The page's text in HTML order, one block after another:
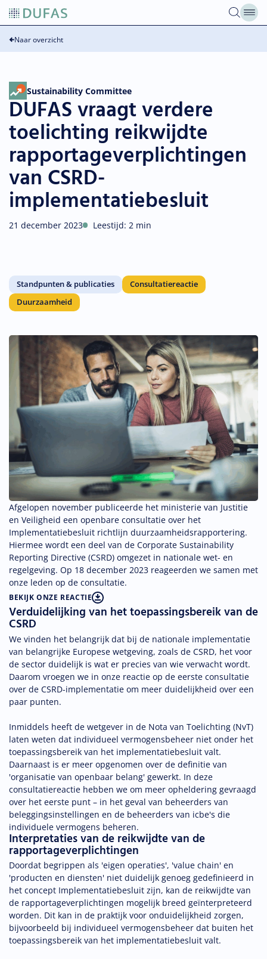
Overslaan
naar
inhoudNaar overzicht
Sustainability Committee
DUFAS vraagt verdere
toelichting reikwijdte
rapportageverplichtingen
van CSRD-
implementatiebesluit
21 december 2023 Leestijd: 2 min
Standpunten & publicaties
Consultatiereactie
Duurzaamheid
Afgelopen november publiceerde het ministerie van Justitie
en Veiligheid een openbare consultatie over het
Implementatiebesluit richtlijn duurzaamheidsrapportering.
Hiermee wordt een deel van de Corporate Sustainability
Reporting Directive (CSRD) omgezet in nationale wet- en
regelgeving. Op 18 december 2023 reageerden we samen met
onze leden op de consultatie.
BEKIJK ONZE REACTIE
Verduidelijking van het toepassingsbereik van de
CSRD
We vinden het belangrijk dat bij de nationale implementatie
van belangrijke Europese wetgeving, zoals de CSRD, het voor
de sector duidelijk is wat er precies van wie verwacht wordt.
Daarom vroegen we in onze reactie op de eerste consultatie
over de CSRD-implementatie om meer duidelijkheid over een
paar punten.
Inmiddels heeft de wetgever in de Nota van Toelichting (NvT)
laten weten dat individueel vermogensbeheer niet onder het
toepassingsbereik van het implementatiebesluit valt.
Daarnaast is er meer opgenomen over de definitie van
'organisatie van openbaar belang' gewerkt. In deze
consultatiereactie hebben we om meer opheldering gevraagd
over het eerste punt – in het geval van beheerders van
beleggingsinstellingen en de beheerders van icbe's die
individuele vermogens beheren.
Interpretaties van de reikwijdte van de
rapportageverplichtingen
Doordat begrippen als 'eigen operaties', 'value chain' en
'producten en diensten' niet duidelijk genoeg gedefinieerd in
het concept Implementatiebesluit zijn, kan de reikwijdte van
de rapportageverplichtingen mogelijk breed geïnterpreteerd
worden. Dit kan in de praktijk voor onduidelijkheid zorgen,
bijvoorbeeld bij individueel vermogensbeheer dat buiten het
toepassingsbereik van het implementatiebesluit valt.